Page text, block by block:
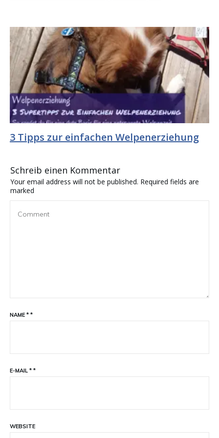
3 Tipps zur einfachen Welpenerziehung
Schreib einen Kommentar
Your email address will not be published. Required fields are
marked
NAME * *
E-MAIL * *
WEBSITE